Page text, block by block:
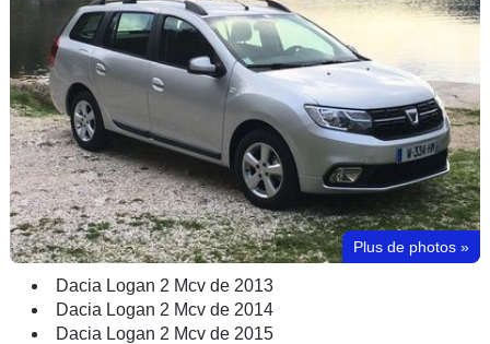
Plus de photos »
Dacia Logan 2 Mcv de 2013
Dacia Logan 2 Mcv de 2014
Dacia Logan 2 Mcv de 2015